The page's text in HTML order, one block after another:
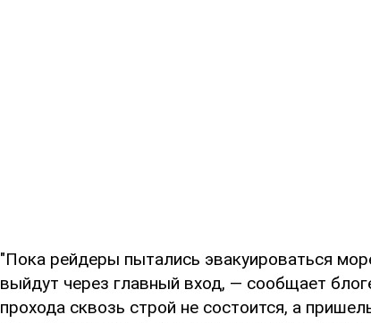
"Пока рейдеры пытались эвакуироваться
выйдут через главный вход, — сообщает
прохода сквозь строй не состоится, а